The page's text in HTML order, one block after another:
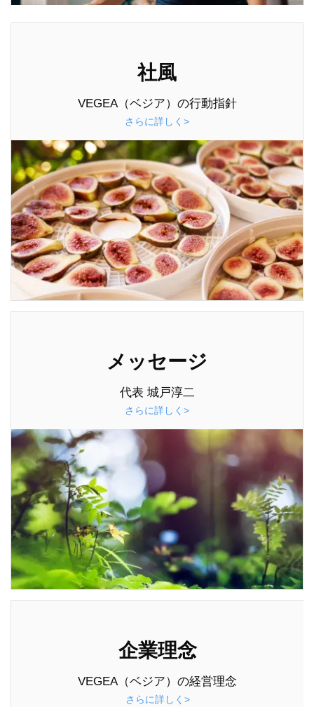
社風
VEGEA（ベジア）の行動指針
さらに詳しく>
メッセージ
代表 城戸淳二
さらに詳しく>
企業理念
VEGEA（ベジア）の経営理念
さらに詳しく>